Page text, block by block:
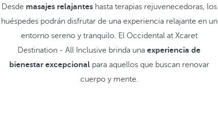
Desde masajes relajantes hasta terapias rejuvenecedoras, los
huéspedes podrán disfrutar de una experiencia relajante en un
entorno sereno y tranquilo. El Occidental at Xcaret
Destination - All Inclusive brinda una experiencia de
bienestar excepcionalpara aquellos que buscan renovar
cuerpo y mente.